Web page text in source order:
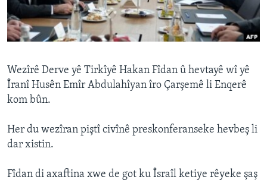
SERNIVÎS
SORANÎ
Learning English
FOLLOW US
Wezîrê Derve yê Tirkîyê Hakan Fîdan û hevtayê wî yê
Îranî Husên Emîr Abdulahîyan îro Çarşemê li Enqerê
kom bûn.
Her du wezîran piştî civînê preskonferanseke hevbeş li
dar xistin.
Fîdan di axaftina xwe de got ku Îsraîl ketiye rêyeke şaş